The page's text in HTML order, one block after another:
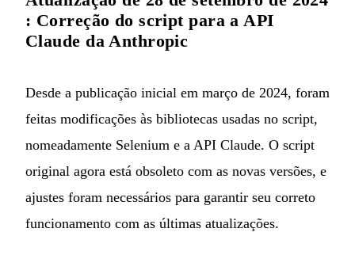
: Correção do script para a API
Claude da Anthropic
Desde a publicação inicial em março de 2024, foram
feitas modificações às bibliotecas usadas no script,
nomeadamente Selenium e a API Claude. O script
original agora está obsoleto com as novas versões, e
ajustes foram necessários para garantir seu correto
funcionamento com as últimas atualizações.